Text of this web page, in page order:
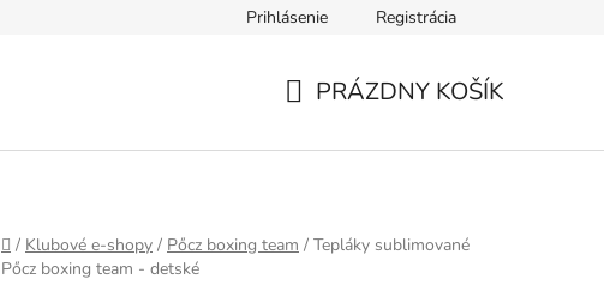
Prihlásenie Registrácia
PRÁZDNY KOŠÍK
Domov
/ Klubové e-shopy / Pőcz boxing team / Tepláky sublimované
Pőcz boxing team - detské